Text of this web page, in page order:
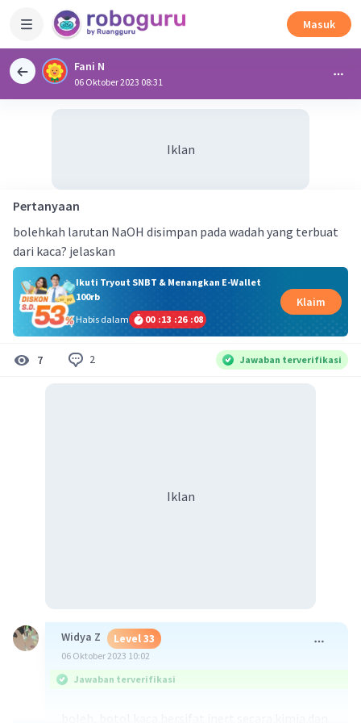
Masuk
Fani N
06 Oktober 2023 08:31
Iklan
Pertanyaan
bolehkah larutan NaOH disimpan pada wadah yang terbuat
dari kaca? jelaskan
Ikuti Tryout SNBT & Menangkan E-Wallet
100rb
Habis dalam
00 :13 :26 :07
Klaim
7 2 Jawaban terverifikasi
Iklan
Widya Z Level 33
06 Oktober 2023 10:02
Jawaban terverifikasi